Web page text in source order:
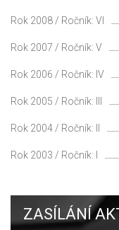
Rok 2008 / Ročník: VI
Rok 2007 / Ročník: V
Rok 2006 / Ročník: IV
Rok 2005 / Ročník: III
Rok 2004 / Ročník: II
Rok 2003 / Ročník: I
ZASÍLÁNÍ